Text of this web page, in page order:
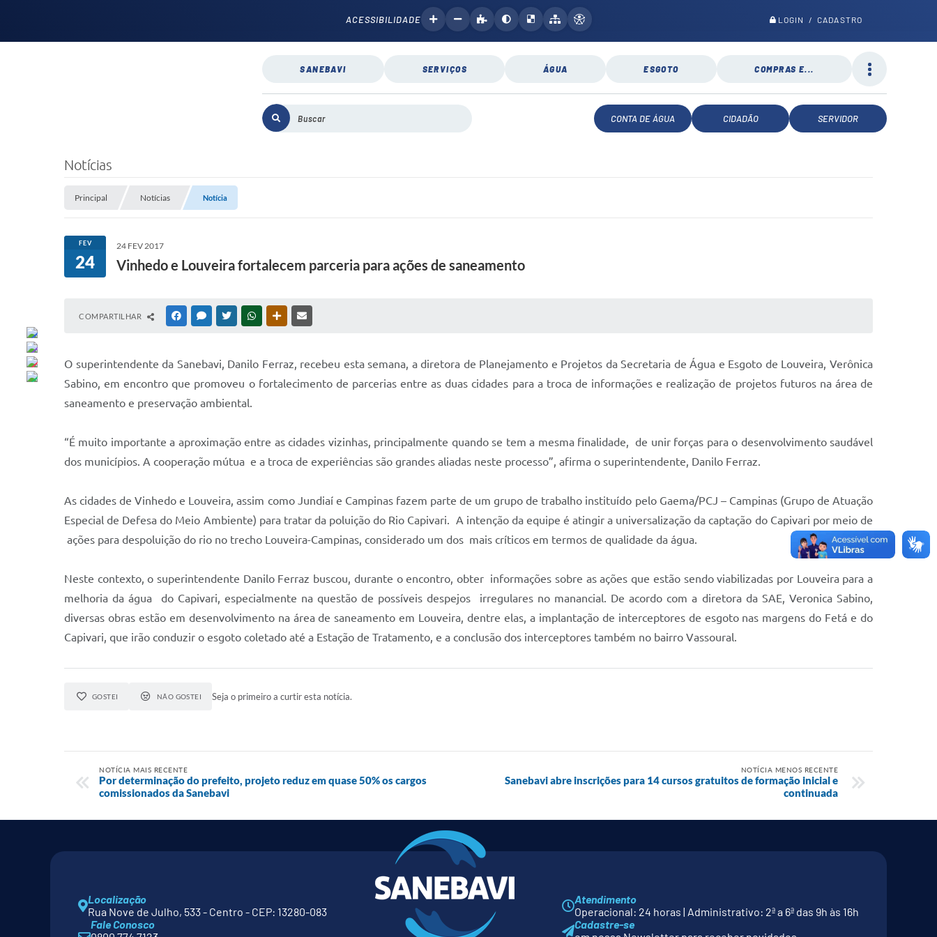
LOGIN / CADASTRO
SANEBAVI SERVIÇOS ÁGUA ESGOTO COMPRAS E...
CONTA DE ÁGUA CIDADÃO SERVIDOR
ACESSIBILIDADE
Notícias
Principal Notícias Notícia
FEV
24
24 FEV 2017
Vinhedo e Louveira fortalecem parceria para ações de saneamento
COMPARTILHAR FACEBOOKMESSENGER
TWITTERWHATSAPPOUTRAS MÍDIAS
O superintendente da Sanebavi, Danilo Ferraz, recebeu esta semana, a diretora de Planejamento e Projetos da Secretaria de Água e Esgoto de Louveira, Verônica
Sabino, em encontro que promoveu o fortalecimento de parcerias entre as duas cidades para a troca de informações e realização de projetos futuros na área de
saneamento e preservação ambiental.
“É muito importante a aproximação entre as cidades vizinhas, principalmente quando se tem a mesma finalidade, de unir forças para o desenvolvimento saudável
dos municípios. A cooperação mútua e a troca de experiências são grandes aliadas neste processo”, afirma o superintendente, Danilo Ferraz.
As cidades de Vinhedo e Louveira, assim como Jundiaí e Campinas fazem parte de um grupo de trabalho instituído pelo Gaema/PCJ – Campinas (Grupo de Atuação
Especial de Defesa do Meio Ambiente) para tratar da poluição do Rio Capivari. A intenção da equipe é atingir a universalização da captação do Capivari por meio de
ações para despoluição do rio no trecho Louveira-Campinas, considerado um dos mais críticos em termos de qualidade da água.
Neste contexto, o superintendente Danilo Ferraz buscou, durante o encontro, obter informações sobre as ações que estão sendo viabilizadas por Louveira para a
melhoria da água do Capivari, especialmente na questão de possíveis despejos irregulares no manancial. De acordo com a diretora da SAE, Veronica Sabino,
diversas obras estão em desenvolvimento na área de saneamento em Louveira, dentre elas, a implantação de interceptores de esgoto nas margens do Fetá e do
Capivari, que irão conduzir o esgoto coletado até a Estação de Tratamento, e a conclusão dos interceptores também no bairro Vassoural.
GOSTEI NÃO GOSTEI Seja o primeiro a curtir esta notícia.
NOTÍCIA MAIS RECENTE
Por determinação do prefeito, projeto reduz em quase 50% os cargos
comissionados da Sanebavi
NOTÍCIA MENOS RECENTE
Sanebavi abre inscrições para 14 cursos gratuitos de formação inicial e
continuada
Localização
Rua Nove de Julho, 533 - Centro - CEP: 13280-083
Fale Conosco
Atendimento
Operacional: 24 horas | Administrativo: 2ª a 6ª das 9h às 16h
Cadastre-se